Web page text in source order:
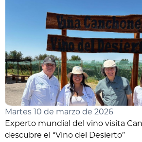
Martes 10 de marzo de 2026
Experto mundial del vino visita
descubre el “Vino del Desierto”